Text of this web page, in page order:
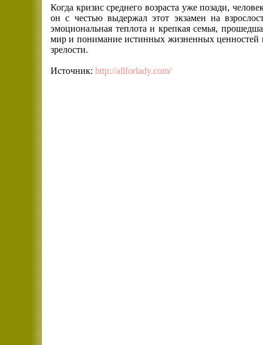
Когда кризис среднего возраста уже позади,
он с честью выдержал этот экзамен на
эмоциональная теплота и крепкая семья,
мир и понимание истинных жизненных ценностей
зрелости.
Источник: http://allforlady.com/